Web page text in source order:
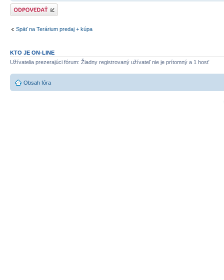
Odoslať odpoveď
Späť na Terárium predaj + kúpa
KTO JE ON-LINE
Užívatelia prezerajúci fórum: Žiadny registrovaný užívateľ nie je prítomný a 1 hosť
Obsah fóra